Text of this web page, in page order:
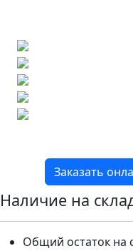
Заказать
Наличие на
Общий остаток на